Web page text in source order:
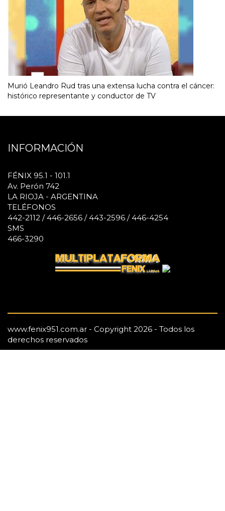
Murió Leandro Rud tras una extensa lucha contra el cáncer:
histórico representante y conductor de TV
INFORMACIÓN
FÉNIX 95.1 - 101.1
Av. Perón 742
LA RIOJA - ARGENTINA
TELÉFONOS
442-2112 / 446-2656 / 443-2596 / 446-4254
SMS
466-3290
www.fenix951.com.ar - Copyright 2026 - Todos los
derechos reservados